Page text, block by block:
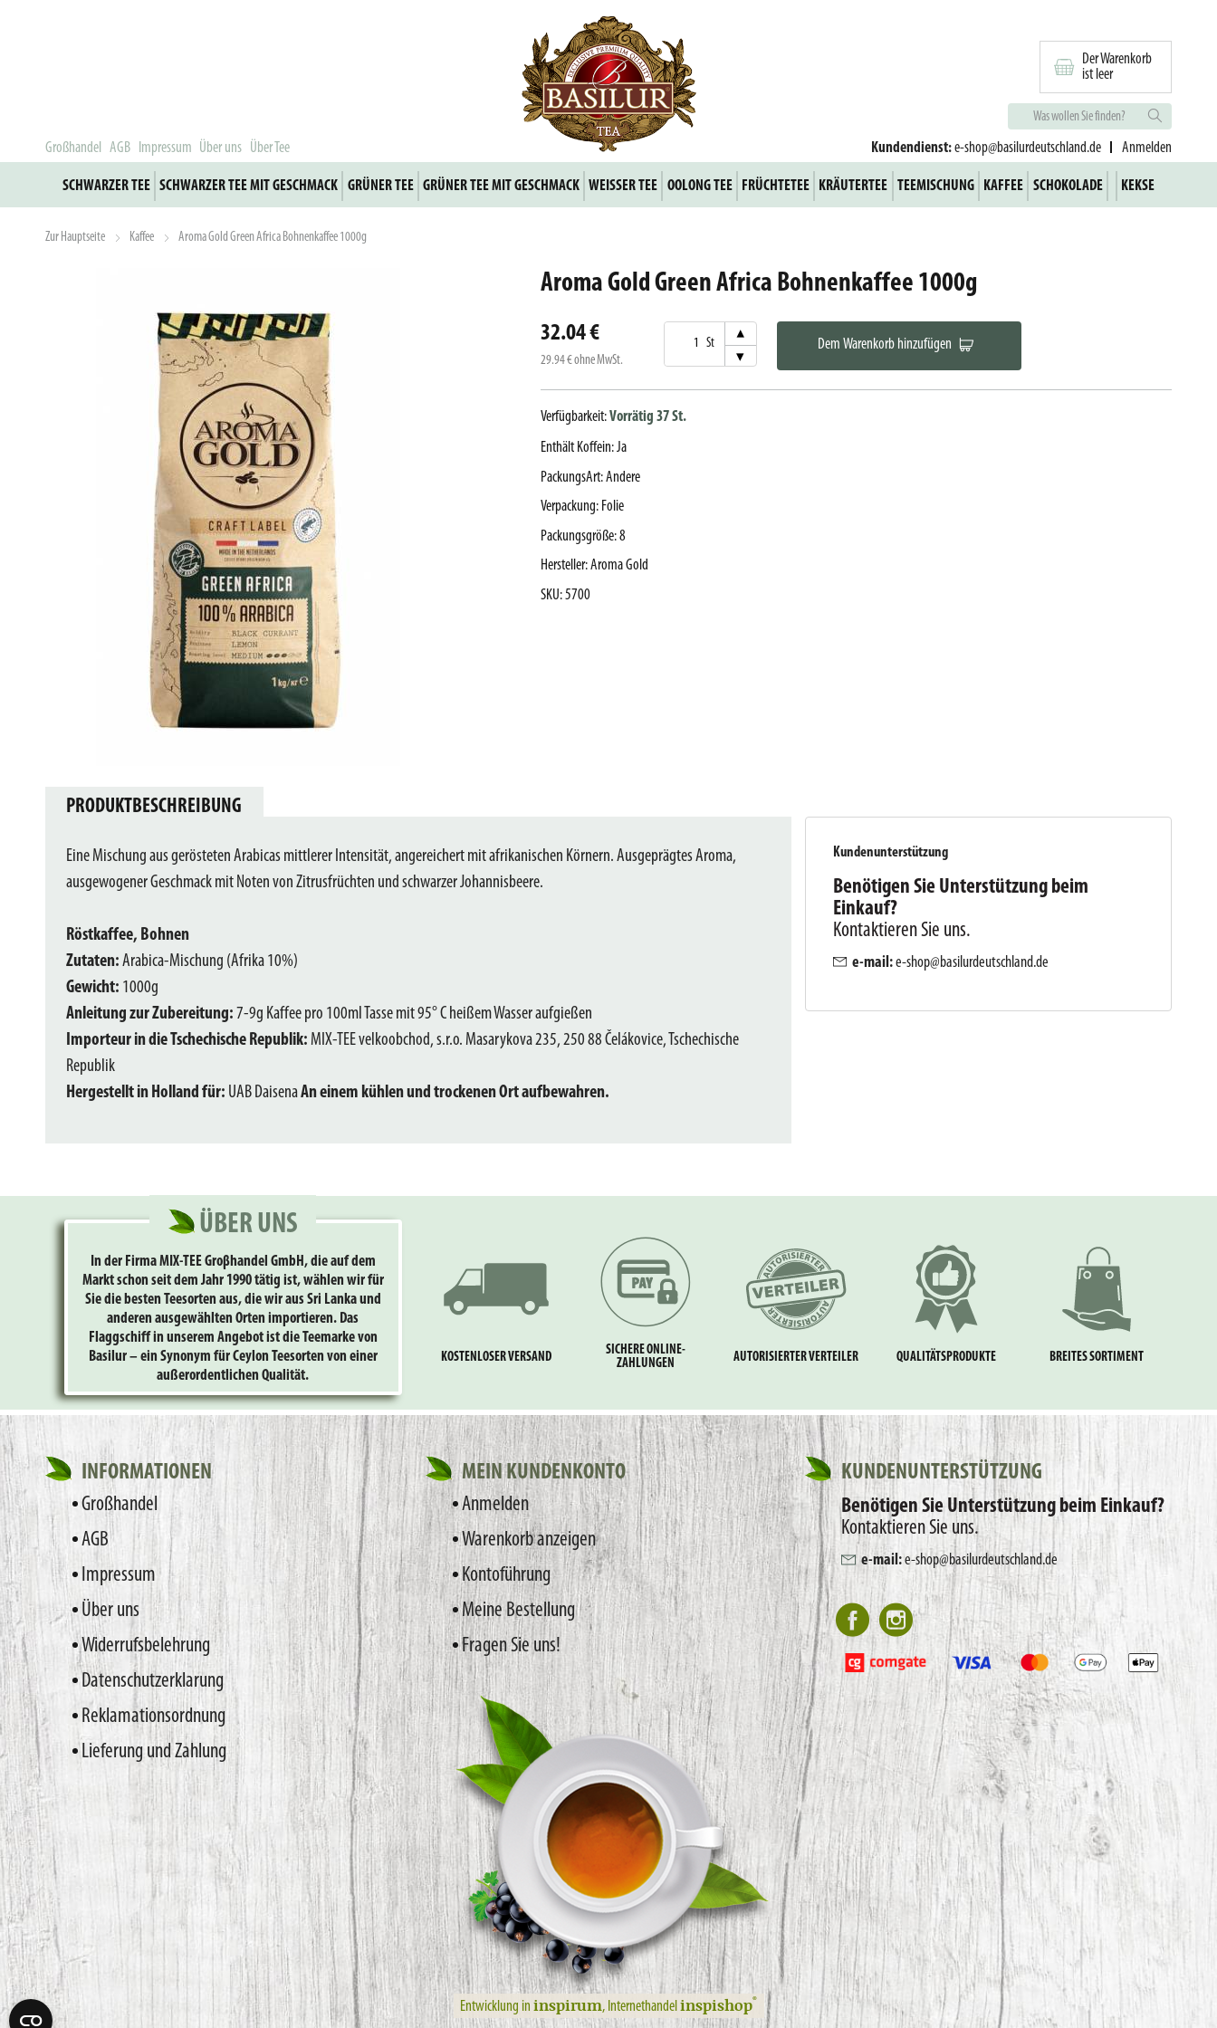
Großhandel AGB Impressum Über uns Über Tee
Der Warenkorb
ist leer
Kundendienst:e-shop@basilurdeutschland.de Anmelden
SCHWARZER TEE SCHWARZER TEE MIT GESCHMACK GRÜNER TEE GRÜNER TEE MIT GESCHMACK WEISSER TEE OOLONG TEE FRÜCHTETEE KRÄUTERTEE TEEMISCHUNG KAFFEE SCHOKOLADE KEKSE
Zur Hauptseite Kaffee Aroma Gold Green Africa Bohnenkaffee 1000g
Aroma Gold Green Africa Bohnenkaffee 1000g
32.04 €
29.94 €ohne MwSt.
St
▾
▾
Dem Warenkorb hinzufügen
Verfügbarkeit:Vorrätig 37 St.
Enthält Koffein:Ja
PackungsArt:Andere
Verpackung: Folie
Packungsgröße:8
Hersteller:Aroma Gold
SKU:5700
PRODUKTBESCHREIBUNG
Eine Mischung aus gerösteten Arabicas mittlerer Intensität, angereichert mit afrikanischen Körnern. Ausgeprägtes Aroma,
ausgewogener Geschmack mit Noten von Zitrusfrüchten und schwarzer Johannisbeere.
Röstkaffee, Bohnen
Zutaten: Arabica-Mischung (Afrika 10%)
Gewicht: 1000g
Anleitung zur Zubereitung: 7-9g Kaffee pro 100ml Tasse mit 95° C heißem Wasser aufgießen
Importeur in die Tschechische Republik: MIX-TEE velkoobchod, s.r.o. Masarykova 235, 250 88 Čelákovice, Tschechische
Republik
Hergestellt in Holland für: UAB DaisenaAn einem kühlen und trockenen Ort aufbewahren.
Kundenunterstützung
Benötigen Sie Unterstützung beim
Einkauf?
Kontaktieren Sie uns.
e-mail:e-shop@basilurdeutschland.de
ÜBER UNS
In der Firma MIX-TEE Groβhandel GmbH, die auf dem
Markt schon seit dem Jahr 1990 tätig ist, wählen wir für
Sie die besten Teesorten aus, die wir aus Sri Lanka und
anderen ausgewählten Orten importieren. Das
Flaggschiff in unserem Angebot ist die Teemarke von
Basilur – ein Synonym für Ceylon Teesorten von einer
außerordentlichen Qualität.
KOSTENLOSER VERSAND
SICHERE ONLINE-
ZAHLUNGEN
AUTORISIERTER VERTEILER QUALITÄTSPRODUKTE BREITES SORTIMENT
INFORMATIONEN
Großhandel
AGB
Impressum
Über uns
Widerrufsbelehrung
Datenschutzerklarung
Reklamationsordnung
Lieferung und Zahlung
MEIN KUNDENKONTO
Anmelden
Warenkorb anzeigen
Kontoführung
Meine Bestellung
Fragen Sie uns!
KUNDENUNTERSTÜTZUNG
Benötigen Sie Unterstützung beim Einkauf?
Kontaktieren Sie uns.
e-mail:e-shop@basilurdeutschland.de
Entwicklung in inspirum, Internethandel inspishop®